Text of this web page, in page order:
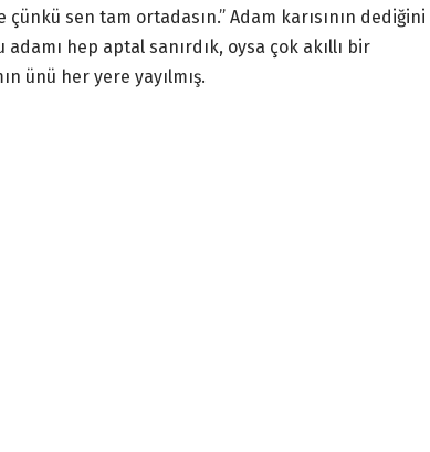
sen tam ortadasın.” Adam karısının dediğini
hep aptal sanırdık, oysa çok akıllı bir
ünü her yere yayılmış.